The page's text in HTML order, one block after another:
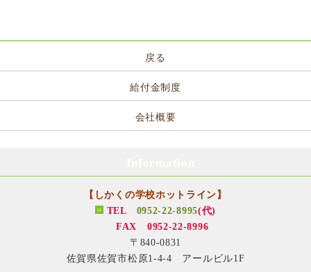
戻る
給付金制度
会社概要
【しかくの学校ホットライン】
TEL 0952-22-8995(代)
FAX 0952-22-8996
〒840-0831
佐賀県佐賀市松原1-4-4 アールビル1F